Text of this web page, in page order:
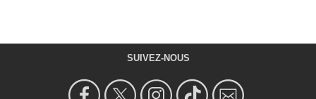
SUIVEZ-NOUS